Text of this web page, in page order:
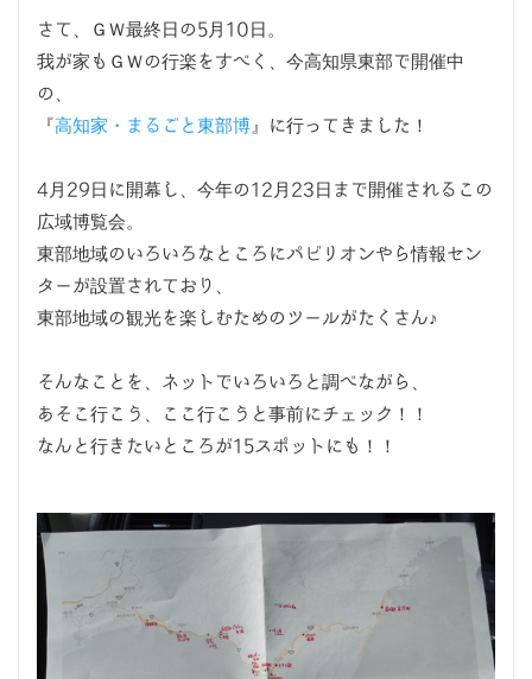
さて、ＧＷ最終日の5月10日。
我が家もＧＷの行楽をすべく、今高知県東部で開催中
の、
『高知家・まるごと東部博』に行ってきました！
4月29日に開幕し、今年の12月23日まで開催されるこの
広域博覧会。
東部地域のいろいろなところにパビリオンやら情報セン
ターが設置されており、
東部地域の観光を楽しむためのツールがたくさん♪
そんなことを、ネットでいろいろと調べながら、
あそこ行こう、ここ行こうと事前にチェック！！
なんと行きたいところが15スポットにも！！